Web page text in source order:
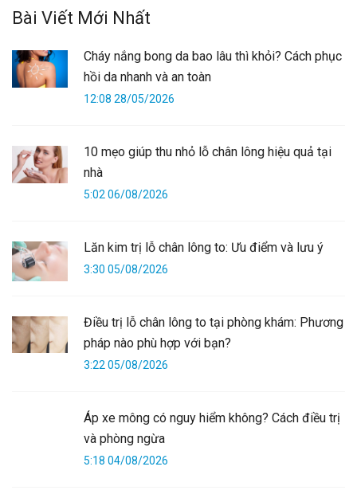
Bài Viết Mới Nhất
Cháy nắng bong da bao lâu thì khỏi? Cách phục
hồi da nhanh và an toàn
12:08 28/05/2026
10 mẹo giúp thu nhỏ lỗ chân lông hiệu quả tại
nhà
5:02 06/08/2026
Lăn kim trị lỗ chân lông to: Ưu điểm và lưu ý
3:30 05/08/2026
Điều trị lỗ chân lông to tại phòng khám: Phương
pháp nào phù hợp với bạn?
3:22 05/08/2026
Áp xe mông có nguy hiểm không? Cách điều trị
và phòng ngừa
5:18 04/08/2026